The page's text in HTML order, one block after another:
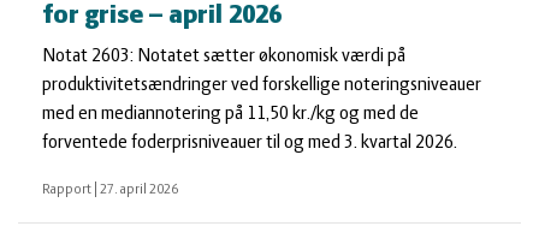
for grise – april 2026
Notat 2603: Notatet sætter økonomisk værdi på
produktivitetsændringer ved forskellige noteringsniveauer
med en mediannotering på 11,50 kr./kg og med de
forventede foderprisniveauer til og med 3. kvartal 2026.
Rapport 27. april 2026